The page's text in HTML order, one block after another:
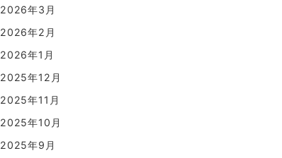
2026年3月
2026年2月
2026年1月
2025年12月
2025年11月
2025年10月
2025年9月